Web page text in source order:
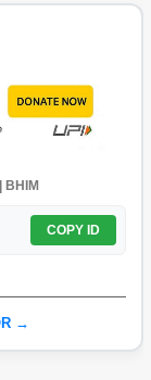
BHIM
COPY ID
→